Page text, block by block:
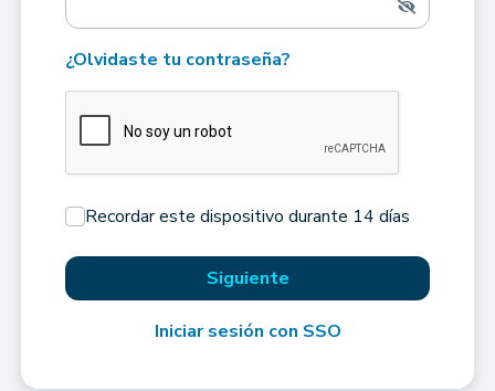
¿Olvidaste tu contraseña?
Recordar este dispositivo durante 14 días
Siguiente
Iniciar sesión con SSO